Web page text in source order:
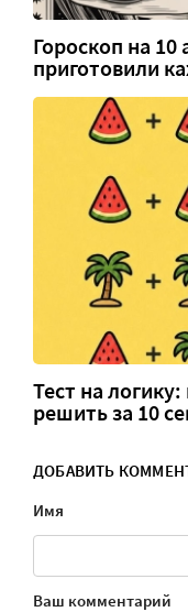
Гороскоп на 10
приготовили
Тест на
решить за 10
ДОБАВИТЬ
Имя
Ваш комментарий